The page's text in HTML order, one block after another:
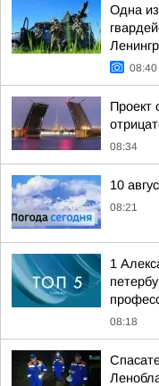
Одна
08:40
Проект
08:34
10
08:21
1
08:18